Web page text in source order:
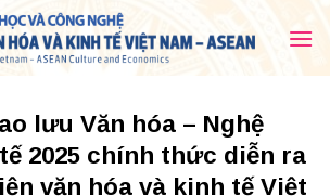
lưu Văn hóa – Nghệ
2025 chính thức diễn ra
văn hóa và kinh tế Việt